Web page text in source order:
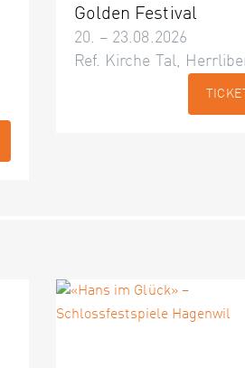
Golden Festival
20. – 23.08.2026
Ref. Kirche Tal,